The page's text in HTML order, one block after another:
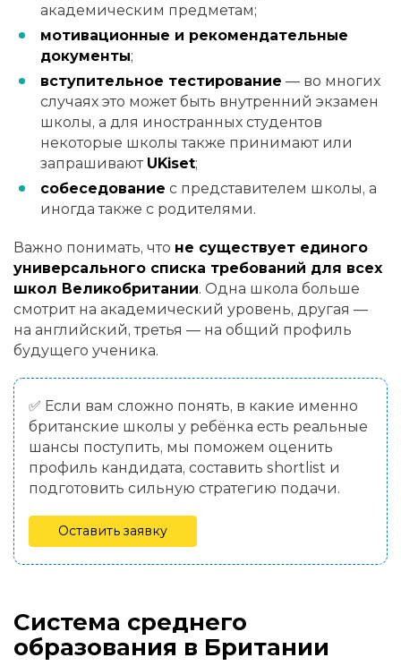
академическим предметам;
мотивационные и рекомендательные
документы;
вступительное тестирование — во многих
случаях это может быть внутренний экзамен
школы, а для иностранных студентов
некоторые школы также принимают или
запрашивают UKiset;
собеседование с представителем школы, а
иногда также с родителями.
Важно понимать, что не существует единого
универсального списка требований для всех
школ Великобритании. Одна школа больше
смотрит на академический уровень, другая —
на английский, третья — на общий профиль
будущего ученика.
✅ Если вам сложно понять, в какие именно
британские школы у ребёнка есть реальные
шансы поступить, мы поможем оценить
профиль кандидата, составить shortlist и
подготовить сильную стратегию подачи.
Оставить заявку
Система среднего
образования в Британии